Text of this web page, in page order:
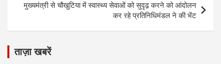
मुख्यमंत्री से चौखुटिया में स्वास्थ्य सेवाओं को सुदृढ़ करने को आंदोलन
कर रहे प्रतिनिधिमंडल ने की भेंट
ताज़ा खबरें